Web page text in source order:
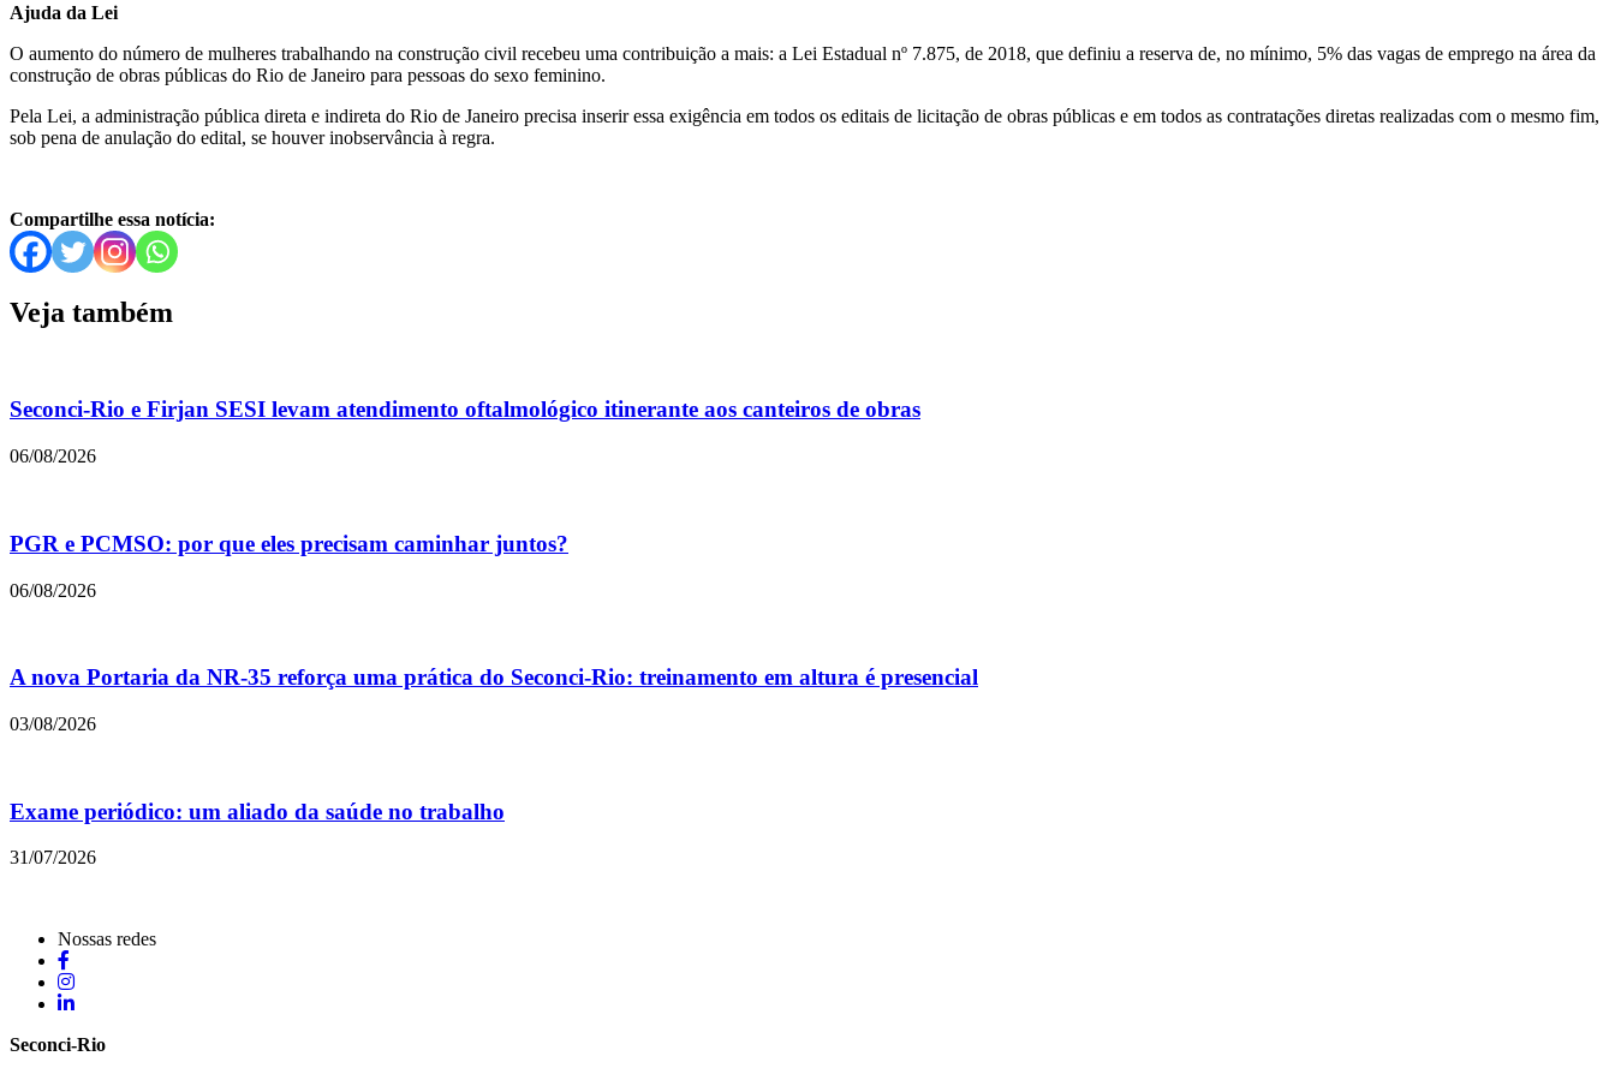
Ajuda da Lei
O aumento do número de mulheres trabalhando na construção civil recebeu uma contribuição a mais: a Lei Estadual nº 7.875, de 2018, que definiu a reserva de, no mínimo, 5% das vagas de emprego na área da
construção de obras públicas do Rio de Janeiro para pessoas do sexo feminino.
Pela Lei, a administração pública direta e indireta do Rio de Janeiro precisa inserir essa exigência em todos os editais de licitação de obras públicas e em todos as contratações diretas realizadas com o mesmo fim,
sob pena de anulação do edital, se houver inobservância à regra.
Compartilhe essa notícia:
Veja também
Seconci-Rio e Firjan SESI levam atendimento oftalmológico itinerante aos canteiros de obras
06/08/2026
PGR e PCMSO: por que eles precisam caminhar juntos?
06/08/2026
A nova Portaria da NR-35 reforça uma prática do Seconci-Rio: treinamento em altura é presencial
03/08/2026
Exame periódico: um aliado da saúde no trabalho
31/07/2026
Nossas redes
Seconci-Rio